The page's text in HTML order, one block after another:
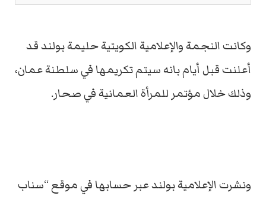
وكانت النجمة والإعلامية الكويتية حليمة بولند قد
أعلنت قبل أيام بانه سيتم تكريمها في سلطنة عمان،
وذلك خلال مؤتمر للمرأة العمانية في صحار.
ونشرت الإعلامية بولند عبر حسابها في موقع “سناب